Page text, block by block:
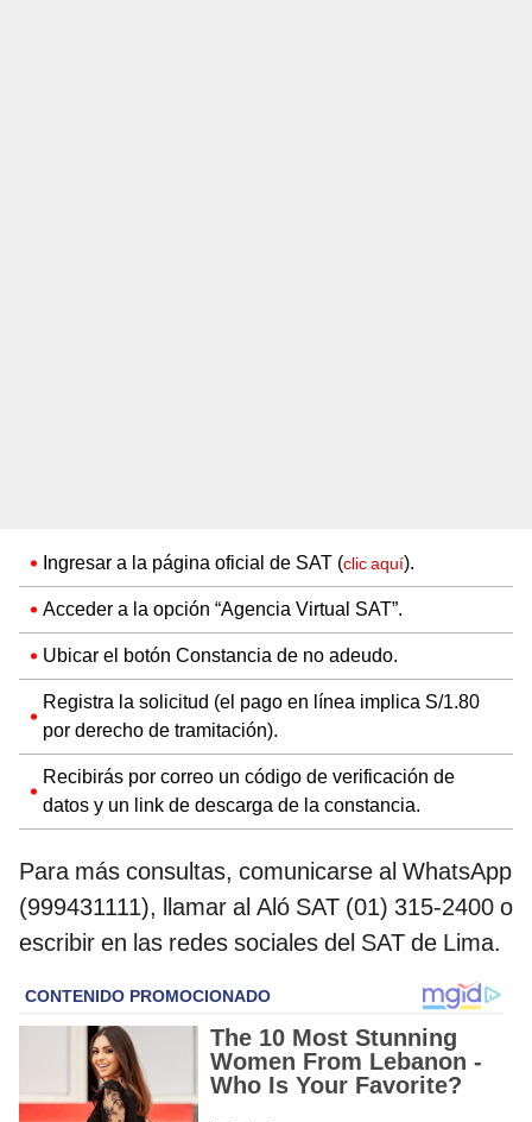
Ingresar a la página oficial de SAT (clic aquí).
Acceder a la opción “Agencia Virtual SAT”.
Ubicar el botón Constancia de no adeudo.
Registra la solicitud (el pago en línea implica S/1.80
por derecho de tramitación).
Recibirás por correo un código de verificación de
datos y un link de descarga de la constancia.
Para más consultas, comunicarse al WhatsApp
(999431111), llamar al Aló SAT (01) 315-2400 o
escribir en las redes sociales del SAT de Lima.